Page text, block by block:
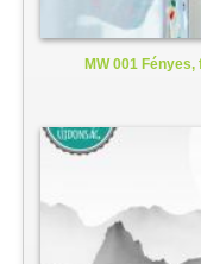
MW 001